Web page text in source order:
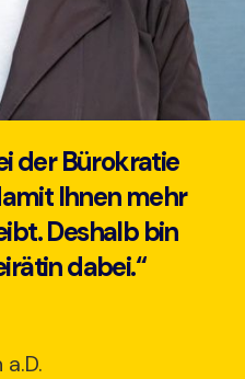
der Bürokratie
Ihnen mehr
Deshalb bin
dabei.“